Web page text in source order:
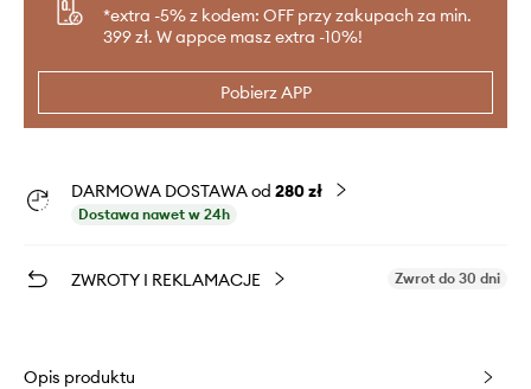
*extra -5% z kodem: OFF przy zakupach za min.
399 zł. W appce masz extra -10%!
Pobierz APP
DARMOWA DOSTAWA od 280 zł
Dostawa nawet w 24h
ZWROTY I REKLAMACJE Zwrot do 30 dni
Opis produktu